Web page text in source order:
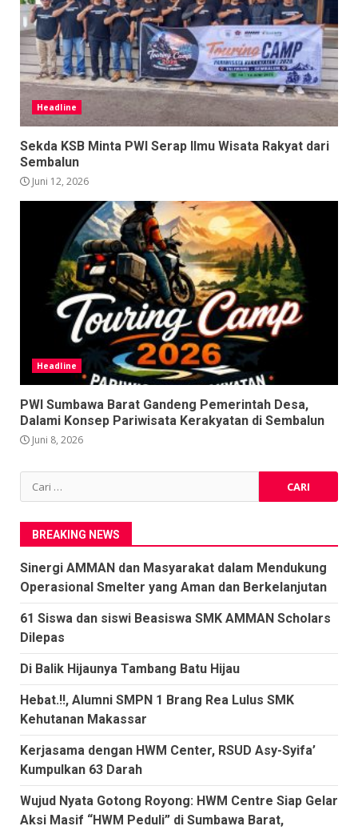
Headline
Sekda KSB Minta PWI Serap Ilmu Wisata Rakyat dari
Sembalun
Juni 12, 2026
Headline
PWI Sumbawa Barat Gandeng Pemerintah Desa,
Dalami Konsep Pariwisata Kerakyatan di Sembalun
Juni 8, 2026
Cari
untuk:
BREAKING NEWS
Sinergi AMMAN dan Masyarakat dalam Mendukung
Operasional Smelter yang Aman dan Berkelanjutan
61 Siswa dan siswi Beasiswa SMK AMMAN Scholars
Dilepas
Di Balik Hijaunya Tambang Batu Hijau
Hebat.!!, Alumni SMPN 1 Brang Rea Lulus SMK
Kehutanan Makassar
Kerjasama dengan HWM Center, RSUD Asy-Syifa’
Kumpulkan 63 Darah
Wujud Nyata Gotong Royong: HWM Centre Siap Gelar
Aksi Masif “HWM Peduli” di Sumbawa Barat,